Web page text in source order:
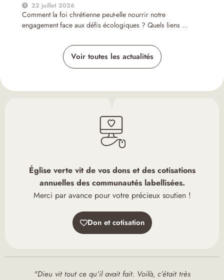
22 juillet 2026
Comment la foi chrétienne peut-elle nourrir notre
engagement face aux défis écologiques ? Quels liens …
Voir toutes les actualités
Église verte vit de vos dons et des cotisations
annuelles des communautés labellisées.
Merci par avance pour votre précieux soutien !
Don et cotisation
"Dieu vit tout ce qu’il avait fait. Voilà, c’était très